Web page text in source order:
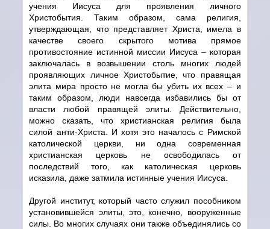
учения Иисуса для проявления личного
Христобытия. Таким образом, сама религия,
утверждающая, что представляет Христа, имела в
качестве своего скрытого мотива прямое
противостояние истинной миссии Иисуса – которая
заключалась в возвышении столь многих людей
проявляющих личное Христобытие, что правящая
элита мира просто не могла бы убить их всех – и
таким образом, люди навсегда избавились бы от
власти любой правящей элиты. Действительно,
можно сказать, что христианская религия была
силой анти-Христа. И хотя это началось с Римской
католической церкви, ни одна современная
христианская церковь не освободилась от
последствий того, как католическая церковь
исказила, даже затмила истинные учения Иисуса.
Другой институт, который часто служил пособником
установившейся элиты, это, конечно, вооруженные
силы. Во многих случаях они также объединялись со